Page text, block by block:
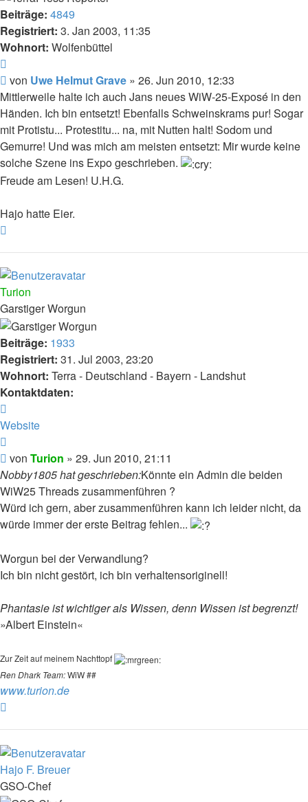
Beiträge: 4849
Registriert: 3. Jan 2003, 11:35
Wohnort: Wolfenbüttel
Beitrag
von Uwe Helmut Grave » 26. Jun 2010, 12:33
Mittlerweile halte ich auch Jans neues WiW-25-Exposé in den
Händen. Ich bin entsetzt! Ebenfalls Schweinskrams pur! Sogar
mit Protistu... Protestitu... na, mit Nutten halt! Sodom und
Gemurre! Und was mich am meisten entsetzt: Mir wurde keine
solche Szene ins Expo geschrieben.
Freude am Lesen! U.H.G.
Hajo hatte Eier.
Turion
Garstiger Worgun
Beiträge: 1933
Registriert: 31. Jul 2003, 23:20
Wohnort: Terra - Deutschland - Bayern - Landshut
Kontaktdaten:
von
Website
Beitrag
von Turion » 29. Jun 2010, 21:11
Nobby1805 hat geschrieben:Könnte ein Admin die beiden
WiW25 Threads zusammenführen ?
Würd ich gern, aber zusammenführen kann ich leider nicht, da
würde immer der erste Beitrag fehlen...
Worgun bei der Verwandlung?
Ich bin nicht gestört, ich bin verhaltensoriginell!
Phantasie ist wichtiger als Wissen, denn Wissen ist begrenzt!
»Albert Einstein«
Zur Zeit auf meinem Nachttopf
Ren Dhark Team:WiW ##
www.turion.de
Hajo F. Breuer
GSO-Chef